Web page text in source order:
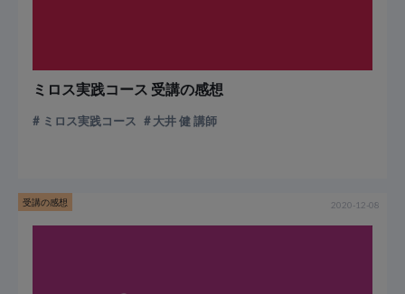
ミロス実践コース 受講の感想
ミロス実践コース 大井 健 講師
受講の感想 2020-12-08